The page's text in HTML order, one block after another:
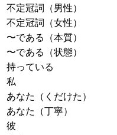
不定冠詞（男性）
不定冠詞（女性）
〜である（本質）
〜である（状態）
持っている
私
あなた（くだけた）
あなた（丁寧）
彼